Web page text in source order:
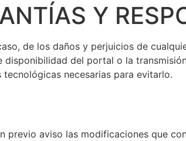
Y
de los daños y perjuicios de
del portal o la
necesarias para evitarlo.
previo aviso las modificaciones que